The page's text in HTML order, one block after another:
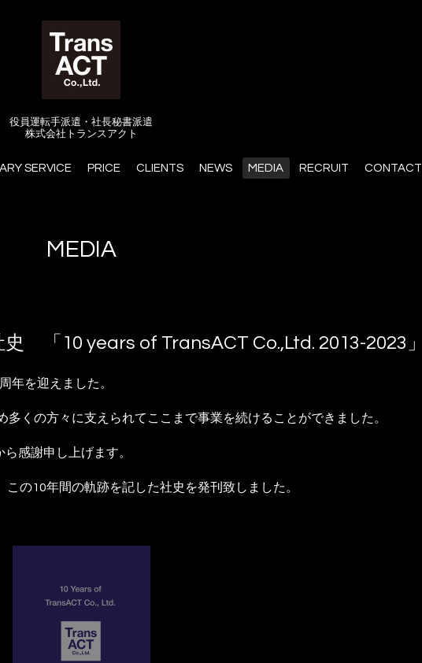
役員運転手派遣・社長秘書派遣
株式会社トランスアクト
SERVICE PRICE CLIENTS NEWS MEDIA RECRUIT CONTACT
MEDIA
「10 years of TransACT Co.,Ltd. 2013-2023」
年を迎えました。
くの方々に支えられてここまで事業を続けることができました。
感謝申し上げます。
の10年間の軌跡を記した社史を発刊致しました。